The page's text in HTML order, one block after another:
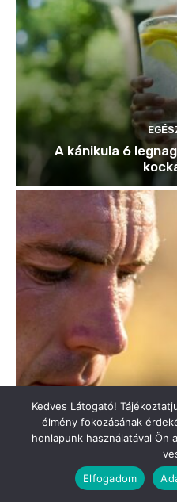
Kedves Látogató!
élmény fokozásának
honlapunk használatával Ön
Elfogadom